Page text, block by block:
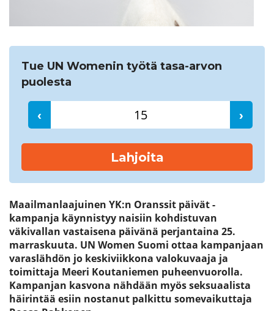
Tue UN Womenin työtä tasa-arvon
puolesta
‹ ›
Lahjoita
Maailmanlaajuinen YK:n Oranssit päivät -
kampanja käynnistyy naisiin kohdistuvan
väkivallan vastaisena päivänä perjantaina 25.
marraskuuta. UN Women Suomi ottaa kampanjaan
varaslähdön jo keskiviikkona valokuvaaja ja
toimittaja Meeri Koutaniemen puheenvuorolla.
Kampanjan kasvona nähdään myös seksuaalista
häirintää esiin nostanut palkittu somevaikuttaja